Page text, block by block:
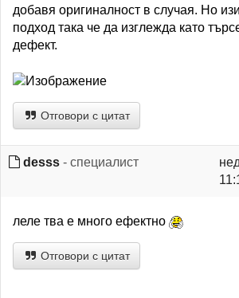
добавя оригиналност в случая. Но
подход така че да изглежда като
дефект.
Отговори с цитат
desss - специалист
леле тва е много ефектно
Отговори с цитат